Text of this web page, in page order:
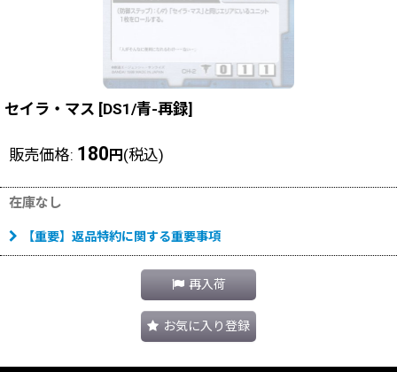
セイラ・マス [DS1/青-再録]
販売価格: 180 円 (税込)
在庫なし
【重要】返品特約に関する重要事項
再入荷
お気に入り登録